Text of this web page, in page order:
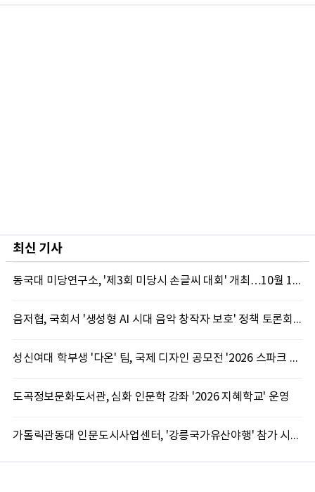
최신 기사
동국대 미당연구소, '제3회 미당시 손글씨 대회' 개최…10월 12일까지 접수
음저협, 국회서 '생성형 AI 시대 음악 창작자 보호' 정책 토론회 10일 개최
성신여대 학부생 '다온' 팀, 국제 디자인 공모전 '2026 스파크 어워드' 동상 수상
도곡정보문화도서관, 심화 인문학 강좌 '2026 지혜학교' 운영
가톨릭관동대 인문도시사업센터, '강릉국가유산야행' 참가 시민 15명 모집